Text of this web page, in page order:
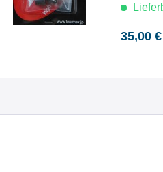
35,00